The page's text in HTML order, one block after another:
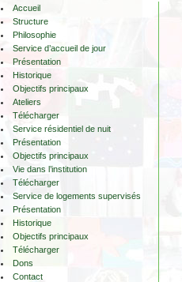
Accueil
Structure
Philosophie
Service d’accueil de jour
Présentation
Historique
Objectifs principaux
Ateliers
Télécharger
Service résidentiel de nuit
Présentation
Objectifs principaux
Vie dans l’institution
Télécharger
Service de logements supervisés
Présentation
Historique
Objectifs principaux
Télécharger
Dons
Contact